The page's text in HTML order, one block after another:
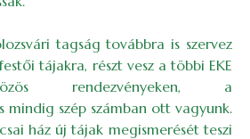
tagság továbbra is szervez
tájakra, részt vesz a többi EKE
rendezvényeken, a
mindig szép számban ott vagyunk.
ház új tájak megismerését teszi